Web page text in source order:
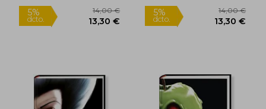
5%
dcto.
14,00 €
13,30 €